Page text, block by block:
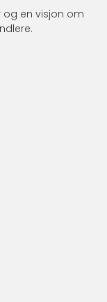
og en visjon om